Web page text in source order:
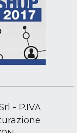
- P.IVA